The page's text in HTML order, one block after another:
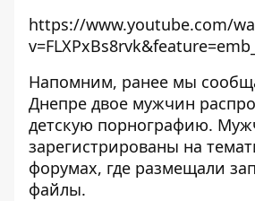
https://www.youtube.com/
Напомним, ранее мы
Днепре двое мужчин
детскую порнографию.
зарегистрированы на
форумах, где размещали
файлы.